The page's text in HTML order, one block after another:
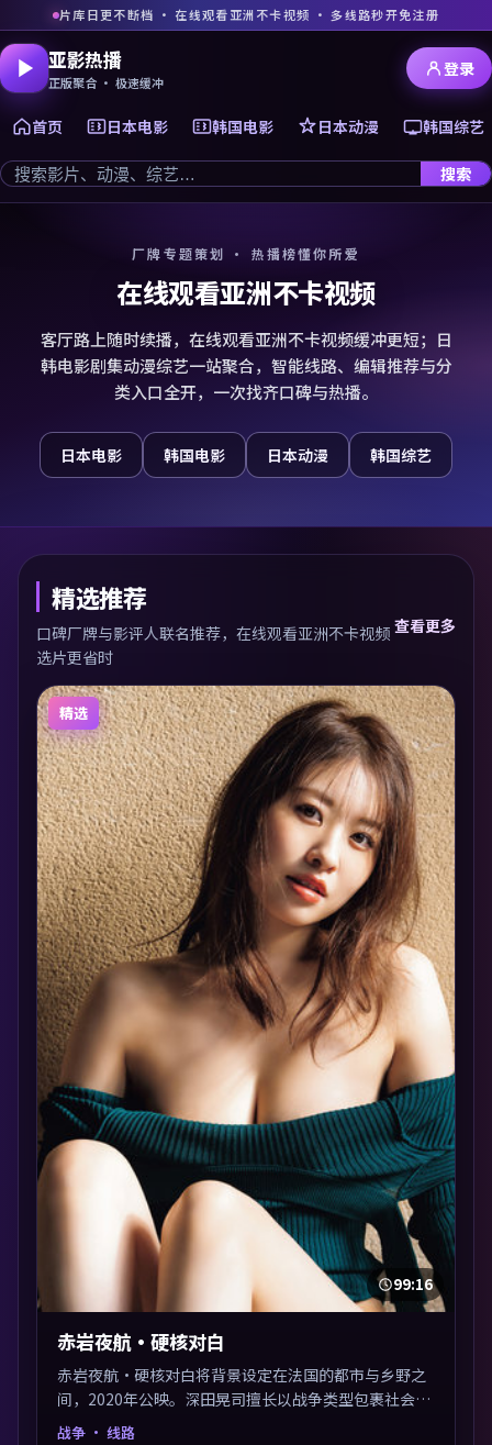
片库日更不断档 · 在线观看亚洲不卡视频 · 多线路秒开免注册
亚影热播
正版聚合 · 极速缓冲
首页 日本电影 韩国电影 日本动漫 韩国综艺
搜索
登录
厂牌专题策划 · 热播榜懂你所爱
在线观看亚洲不卡视频
客厅路上随时续播，在线观看亚洲不卡视频缓冲更短；日
韩电影剧集动漫综艺一站聚合，智能线路、编辑推荐与分
类入口全开，一次找齐口碑与热播。
日本电影 韩国电影 日本动漫 韩国综艺
精选推荐
口碑厂牌与影评人联名推荐，在线观看亚洲不卡视频
选片更省时
查看更多
精选
99:16
赤岩夜航·硬核对白
赤岩夜航·硬核对白将背景设定在法国的都市与乡野之
间，2020年公映。深田晃司擅长以战争类型包裹社会议
题，节奏张弛有度，留白处耐人寻味。剪辑利落，悬念
战争 · 线路